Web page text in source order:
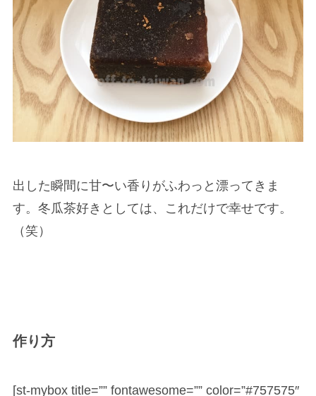
出した瞬間に甘〜い香りがふわっと漂ってきま
す。冬瓜茶好きとしては、これだけで幸せです。
（笑）
作り方
[st-mybox title=”” fontawesome=”” color=”#757575″